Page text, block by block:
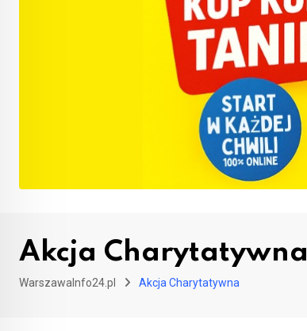
Akcja Charytatywna
WarszawaInfo24.pl Akcja Charytatywna